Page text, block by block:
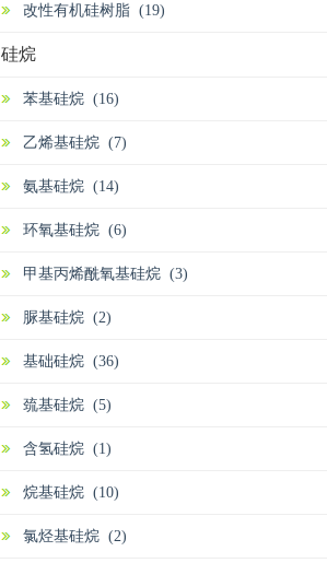
改性有机硅树脂 (19)
硅烷
苯基硅烷 (16)
乙烯基硅烷 (7)
氨基硅烷 (14)
环氧基硅烷 (6)
甲基丙烯酰氧基硅烷 (3)
脲基硅烷 (2)
基础硅烷 (36)
巯基硅烷 (5)
含氢硅烷 (1)
烷基硅烷 (10)
氯烃基硅烷 (2)